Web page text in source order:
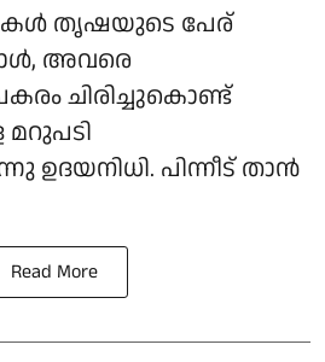
തൃഷയുടെ പേര്
അവരെ
ചിരിച്ചുകൊണ്ട്
പിന്നീട് താൻ
Read More